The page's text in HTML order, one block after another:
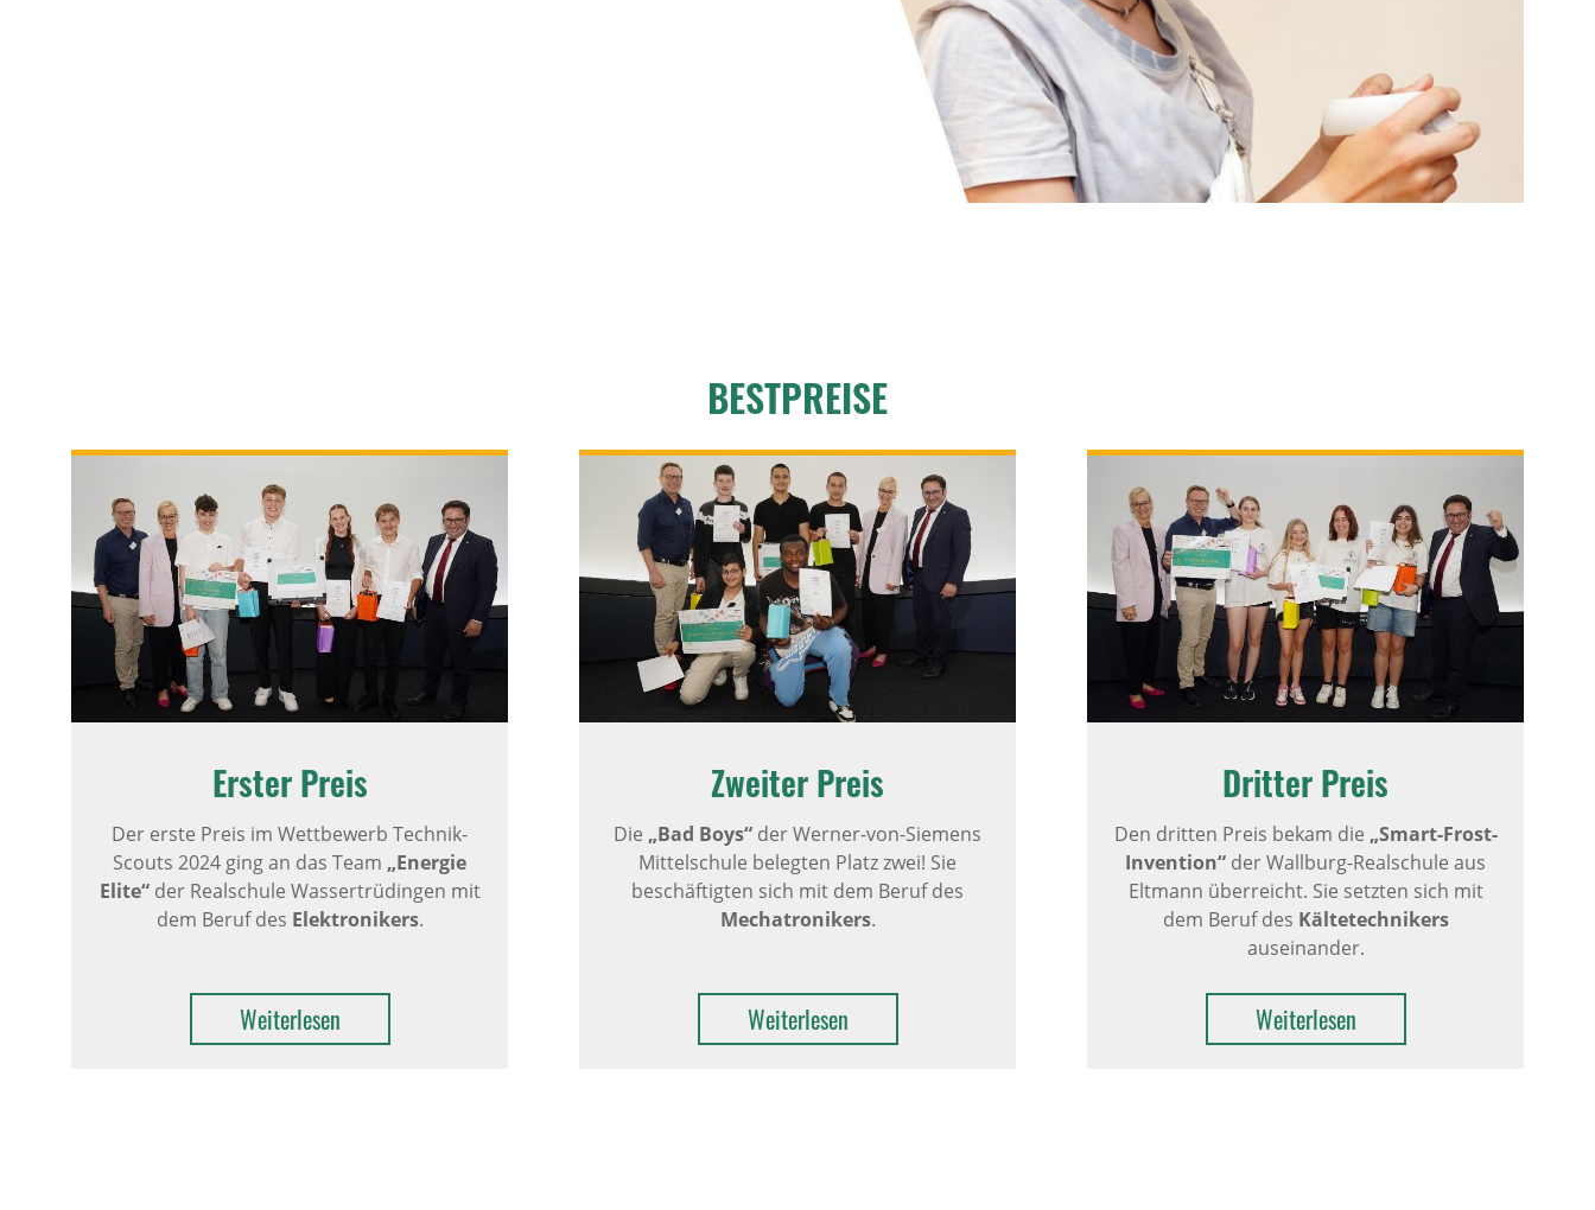
BESTPREISE
Erster Preis
Der erste Preis im Wettbewerb Technik-
Scouts 2024 ging an das Team „Energie
Elite“der Realschule Wassertrüdingen mit
dem Beruf des Elektronikers.
Weiterlesen
Zweiter Preis
Die „Bad Boys“ der Werner-von-Siemens
Mittelschule belegten Platz zwei! Sie
beschäftigten sich mit dem Beruf des
Mechatronikers.
Weiterlesen
Dritter Preis
Den dritten Preis bekam die „Smart-Frost-
Invention“ der Wallburg-Realschule aus
Eltmann überreicht. Sie setzten sich mit
dem Beruf des Kältetechnikers
auseinander.
Weiterlesen